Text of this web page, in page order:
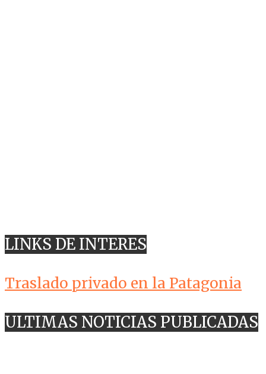
LINKS DE INTERES
Traslado privado en la Patagonia
ULTIMAS NOTICIAS PUBLICADAS